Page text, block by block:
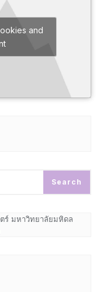
and
ร์ มหาวิทยาลัยมหิดล